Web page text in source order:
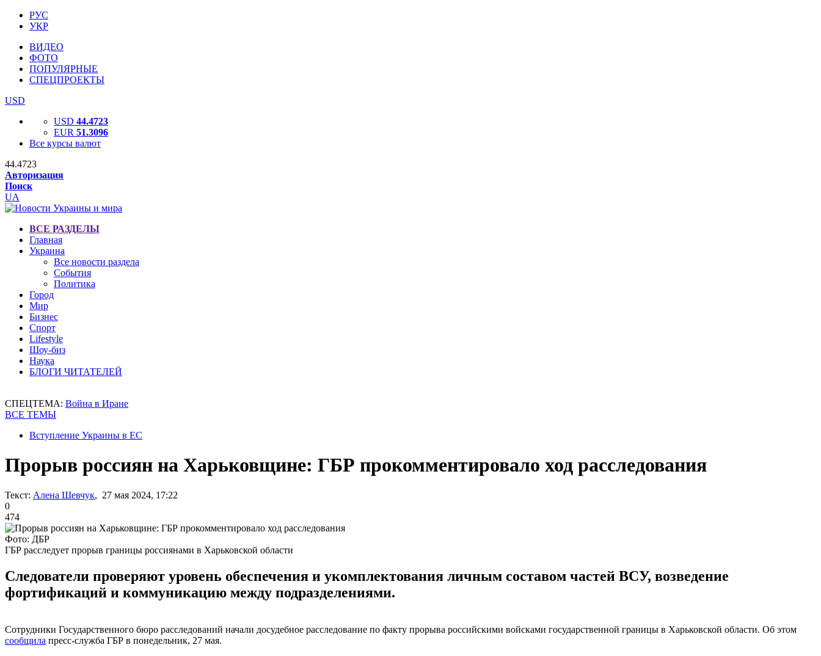
РУС
УКР
ВИДЕО
ФОТО
ПОПУЛЯРНЫЕ
СПЕЦПРОЕКТЫ
USD
USD 44.4723
EUR 51.3096
Все курсы валют
44.4723
Авторизация
Поиск
UA
ВСЕ РАЗДЕЛЫ
Главная
Украина
Все новости раздела
События
Политика
Город
Мир
Бизнес
Спорт
Lifestyle
Шоу-биз
Наука
БЛОГИ ЧИТАТЕЛЕЙ
СПЕЦТЕМА: Война в Иране
ВСЕ ТЕМЫ
Вступление Украины в ЕС
Прорыв россиян на Харьковщине: ГБР прокомментировало ход расследования
Текст: Алена Шевчук, 27 мая 2024, 17:22
0
474
Фото: ДБР
ГБР расследует прорыв границы россиянами в Харьковской области
Следователи проверяют уровень обеспечения и укомплектования личным составом частей ВСУ, возведение
фортификаций и коммуникацию между подразделениями.
Сотрудники Государственного бюро расследований начали досудебное расследование по факту прорыва российскими войсками государственной границы в Харьковской области. Об этом
сообщила пресс-служба ГБР в понедельник, 27 мая.